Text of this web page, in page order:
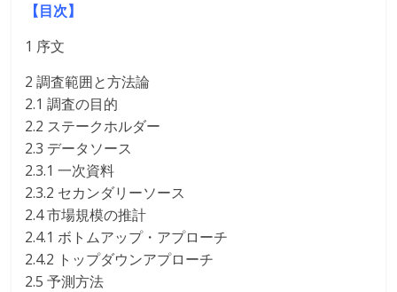
【目次】
1 序文
2 調査範囲と方法論
2.1 調査の目的
2.2 ステークホルダー
2.3 データソース
2.3.1 一次資料
2.3.2 セカンダリーソース
2.4 市場規模の推計
2.4.1 ボトムアップ・アプローチ
2.4.2 トップダウンアプローチ
2.5 予測方法